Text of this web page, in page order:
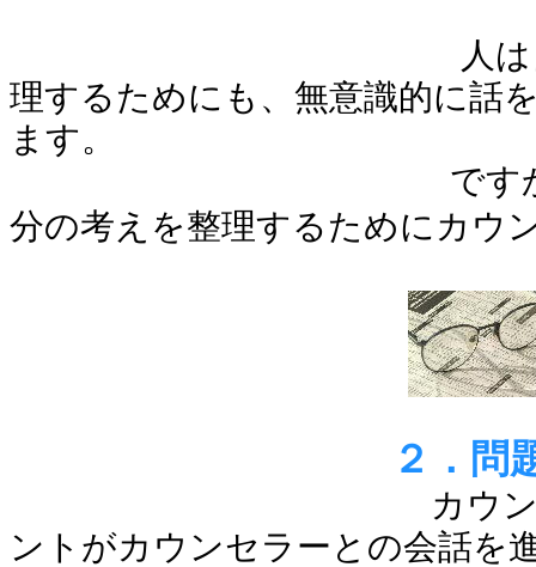
人は自分が考え
理するためにも、無意識的に話
ます。
です
分の考えを整理するためにカウ
２．問
カウ
ントがカウンセラーとの会話を